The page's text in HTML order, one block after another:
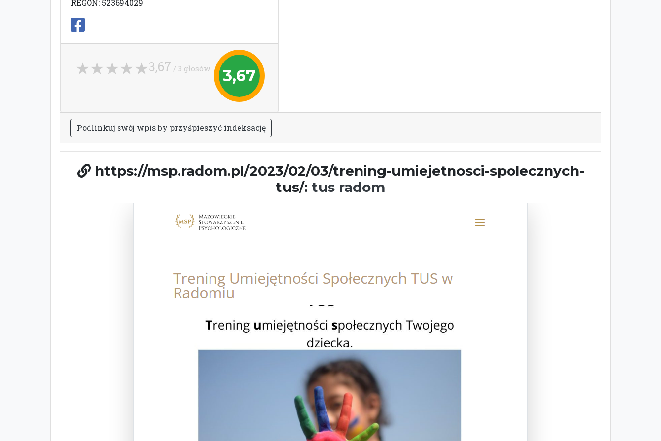
REGON: 523694029
3,67
3,67 / 3 głosów
Podlinkuj swój wpisby przyśpieszyć indeksację
https://msp.radom.pl/2023/02/03/trening-umiejetnosci-spolecznych-
tus/: tus radom